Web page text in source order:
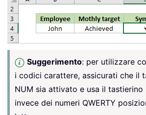
Suggerimento: per utilizzare
i codici carattere, assicurati che il
NUM sia attivato e usa il tastierino
invece dei numeri QWERTY